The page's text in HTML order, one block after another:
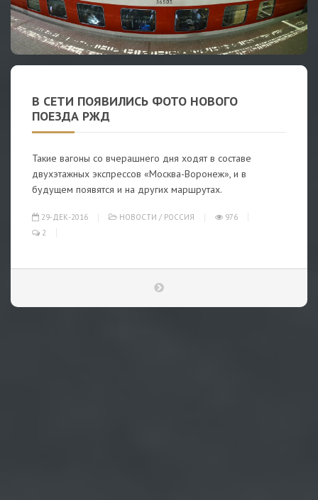
В СЕТИ ПОЯВИЛИСЬ ФОТО НОВОГО
ПОЕЗДА РЖД
Такие вагоны со вчерашнего дня ходят в составе
двухэтажных экспрессов «Москва-Воронеж», и в
будущем появятся и на других маршрутах.
29-ДЕК-2016 НОВОСТИ / РОССИЯ
976
2